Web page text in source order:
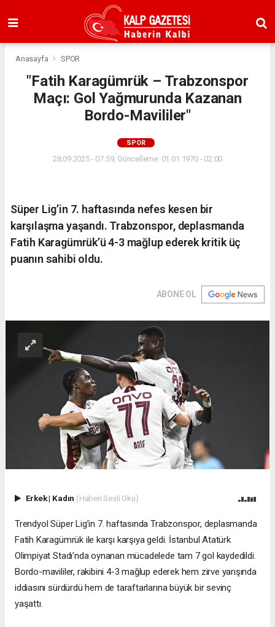
Anasayfa SPOR
"Fatih Karagümrük – Trabzonspor
Maçı: Gol Yağmurunda Kazanan
Bordo-Mavililer"
SPOR
28.09.2025 - 07:59, Güncelleme: 01.01.1970 - 02:00
Süper Lig’in 7. haftasında nefes kesen bir
karşılaşma yaşandı. Trabzonspor, deplasmanda
Fatih Karagümrük’ü 4-3 mağlup ederek kritik üç
puanın sahibi oldu.
ABONE OL
Erkek| Kadın (Haberi Sesli Oku)
Trendyol Süper Lig’in 7. haftasında Trabzonspor, deplasmanda
Fatih Karagümrük ile karşı karşıya geldi. İstanbul Atatürk
Olimpiyat Stadı’nda oynanan mücadelede tam 7 gol kaydedildi.
Bordo-mavililer, rakibini 4-3 mağlup ederek hem zirve yarışında
iddiasını sürdürdü hem de taraftarlarına büyük bir sevinç
yaşattı.